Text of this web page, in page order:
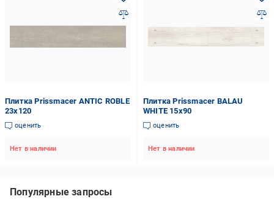
Плитка Prissmacer ANTIC ROBLE
23х120
оценить
Нет в наличии
Плитка Prissmacer BALAU
WHITE 15х90
оценить
Нет в наличии
Популярные запросы